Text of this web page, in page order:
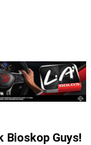
Bioskop Guys!